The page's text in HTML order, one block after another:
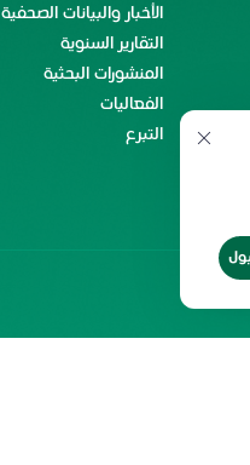
الأخبار والبيانات الصحفية
التقارير السنوية
المنشورات البحثية
الفعاليات
التبرع